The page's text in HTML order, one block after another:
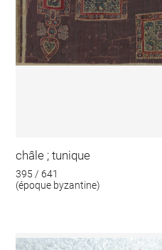
châle ; tunique
395 / 641
(époque byzantine)